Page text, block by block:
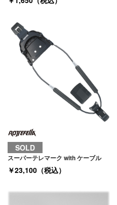
SOLD
スーパーテレマーク with ケーブル
￥23,100（税込）